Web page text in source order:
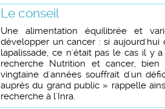
Le conseil
Une alimentation équilibrée et
développer un cancer : si
lapalissade, ce n'était pas le cas il y
recherche Nutrition et cancer,
vingtaine d'années souffrait d'un
auprès du grand public » rappelle
recherche à l'Inra.